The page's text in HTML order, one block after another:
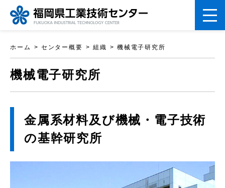
す。
ホーム センター概要 組織 機械電子研究所
こ
で
機械電子研究所
金属系材料及び機械・電子技術
の基幹研究所